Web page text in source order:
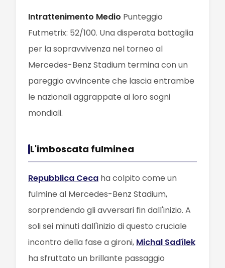
Intrattenimento Medio Punteggio
Futmetrix: 52/100. Una disperata battaglia
per la sopravvivenza nel torneo al
Mercedes-Benz Stadium termina con un
pareggio avvincente che lascia entrambe
le nazionali aggrappate ai loro sogni
mondiali.
L'imboscata fulminea
Repubblica Ceca ha colpito come un
fulmine al Mercedes-Benz Stadium,
sorprendendo gli avversari fin dall'inizio. A
soli sei minuti dall'inizio di questo cruciale
incontro della fase a gironi, Michal Sadílek
ha sfruttato un brillante passaggio